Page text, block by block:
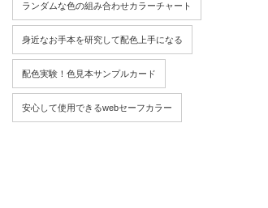
ランダムな色の組み合わせカラーチャート
身近なお手本を研究して配色上手になる
配色実験！色見本サンプルカード
安心して使用できるwebセーフカラー